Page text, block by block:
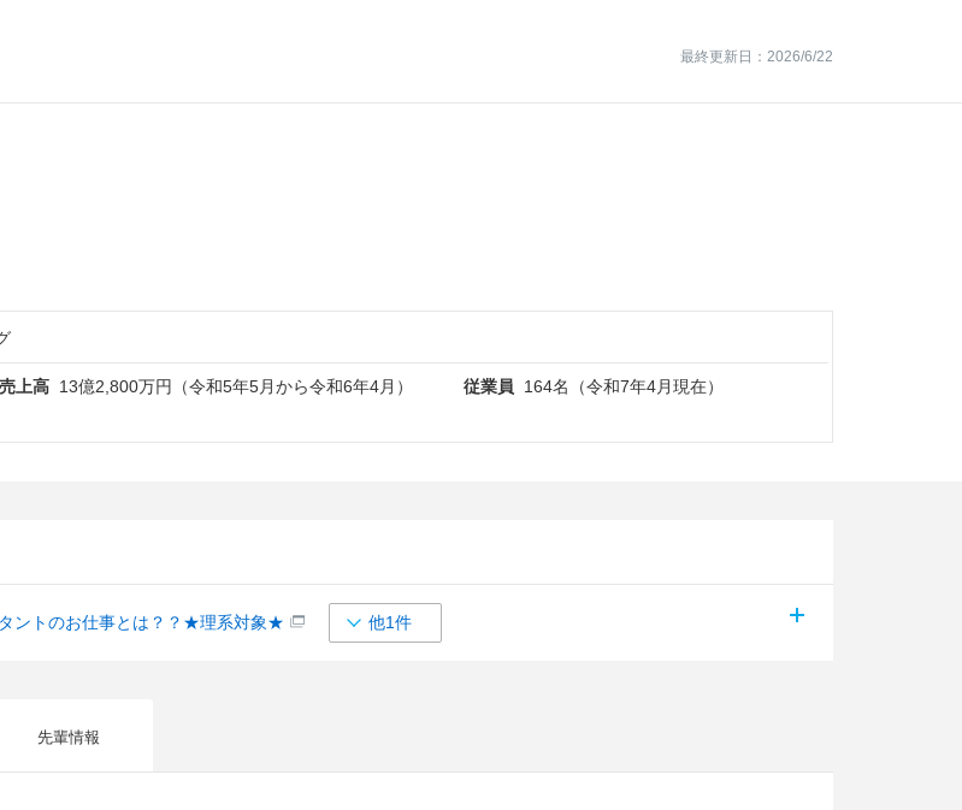
最終更新日：2026/6/22
売上高 13億2,800万円（令和5年5月から令和6年4月） 従業員
164名（令和7年4月現在）
タントのお仕事とは？？★理系対象★ 他1件
先輩情報